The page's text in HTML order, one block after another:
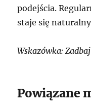
podejścia.
staje się
Wskazówka:
Powiązane